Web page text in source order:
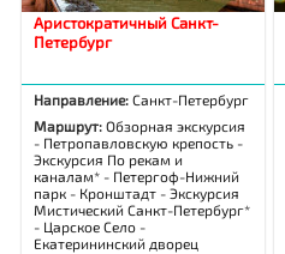
Аристократичный Санкт-
Петербург
Направление:Санкт-Петербург
Маршрут:Обзорная экскурсия
- Петропавловскую крепость -
Экскурсия По рекам и
каналам* - Петергоф-Нижний
парк - Кронштадт - Экскурсия
Мистический Санкт-Петербург*
- Царское Село -
Екатерининский дворец